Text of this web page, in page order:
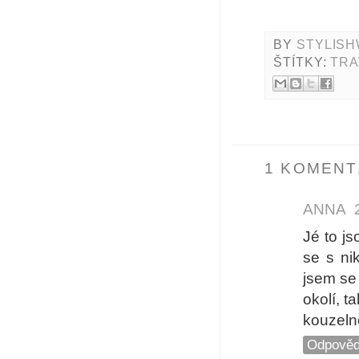
BY
ŠTÍTKY:
1
ANNA
Jé to
se s
jsem
okolí,